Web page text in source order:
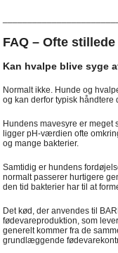
FAQ – Ofte
Kan hvalpe blive syge
Normalt ikke. Hunde og
og kan derfor typisk håndtere
Hundens mavesyre er
ligger pH-værdien ofte
og mange bakterier.
Samtidig er hundens
normalt passerer hurtigere
den tid bakterier har til at
Det kød, der anvendes til
fødevareproduktion, som
generelt kommer fra de
grundlæggende